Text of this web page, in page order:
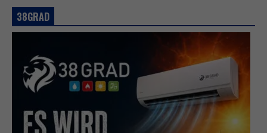
38GRAD